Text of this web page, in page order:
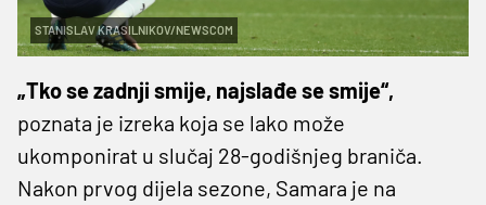
STANISLAV KRASILNIKOV/NEWSCOM
„Tko se zadnji smije, najslađe se smije“,
poznata je izreka koja se lako može
ukomponirat u slučaj 28-godišnjeg braniča.
Nakon prvog dijela sezone, Samara je na